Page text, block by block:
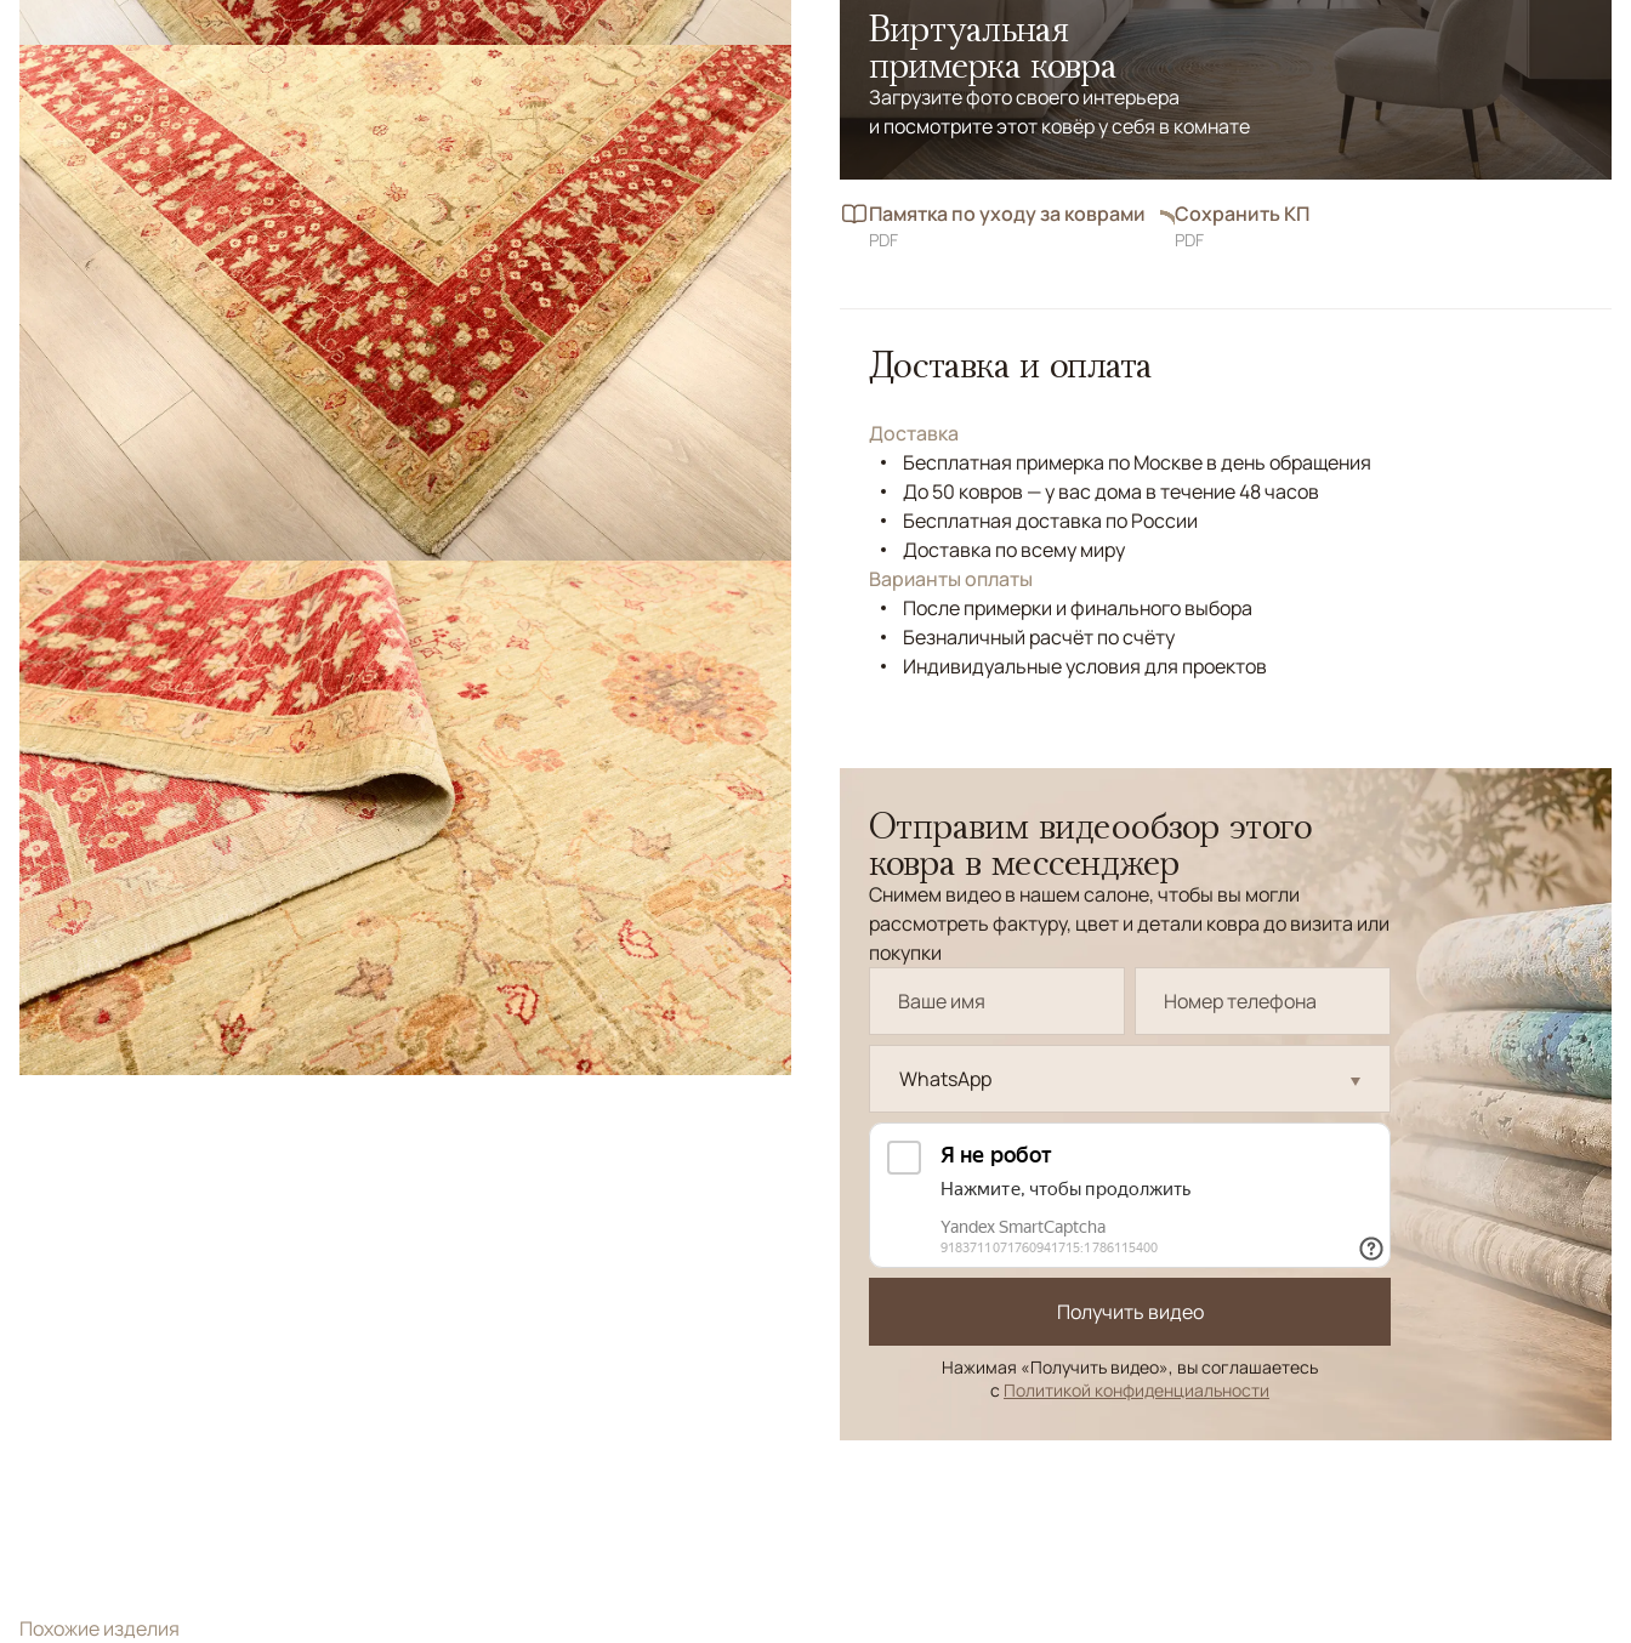
Виртуальная
примерка ковра
Загрузите фото своего интерьера
и посмотрите этот ковёр у себя в комнате
Памятка по уходу за коврами
PDF
Сохранить КП
PDF
Доставка и оплата
Доставка
Бесплатная примерка по Москве в день обращения
До 50 ковров — у вас дома в течение 48 часов
Бесплатная доставка по России
Доставка по всему миру
Варианты оплаты
После примерки и финального выбора
Безналичный расчёт по счёту
Индивидуальные условия для проектов
Отправим видеообзор этого
ковра в мессенджер
Снимем видео в нашем салоне, чтобы вы могли
рассмотреть фактуру, цвет и детали ковра до визита или
покупки
WhatsApp
Получить видео
Нажимая «Получить видео», вы соглашаетесь
с Политикой конфиденциальности
Похожие изделия